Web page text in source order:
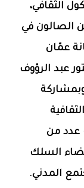
الثقافي،
الصالون في
عمّان
عبد الرؤوف
وبمشاركة
عدد من
السلك
المدني.